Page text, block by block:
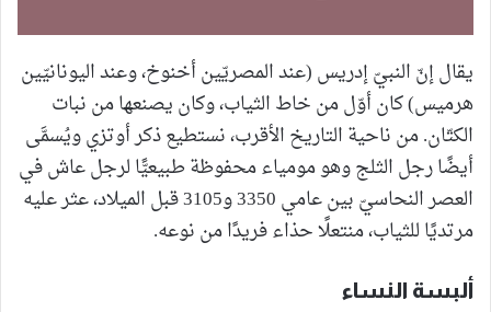
يقال إنّ النبيّ إدريس (عند المصريّين أخنوخ، وعند اليونانيّين
هرميس) كان أوّل من خاط الثياب، وكان يصنعها من نبات
الكتّان. من ناحية التاريخ الأقرب، نستطيع ذكر أوتزي ويُسمَّى
أيضًا رجل الثلج وهو مومياء محفوظة طبيعيًّا لرجل عاش في
العصر النحاسيّ بين عامي 3350 و3105 قبل الميلاد، عثر عليه
مرتديًا للثياب، منتعلًا حذاء فريدًا من نوعه.
ألبسة النساء